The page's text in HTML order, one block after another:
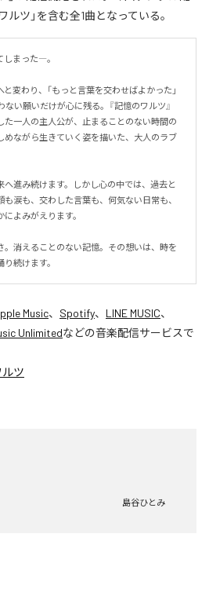
ツ」を含む全1曲となっている。
しまった―。
変わり、「もっと言葉を交わせばよかった」
ない願いだけが心に残る。『記憶のワルツ』
た一人の主人公が、止まることのない時間の
めながら生きていく姿を描いた、大人のラブ
進み続けます。しかし心の中では、過去と
涙も、交わした言葉も、何気ない日常も、
よみがえります。
。消えることのない記憶。その想いは、時を
続けます。
Music、 Spotify、 LINE MUSIC、
Unlimitedなどの音楽配信サービスで
ツ
島谷ひとみ